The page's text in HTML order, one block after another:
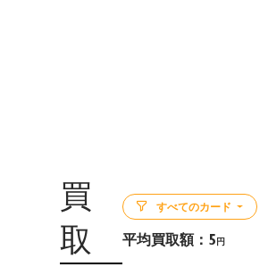
買
取
すべてのカード
平均買取額： 5 円